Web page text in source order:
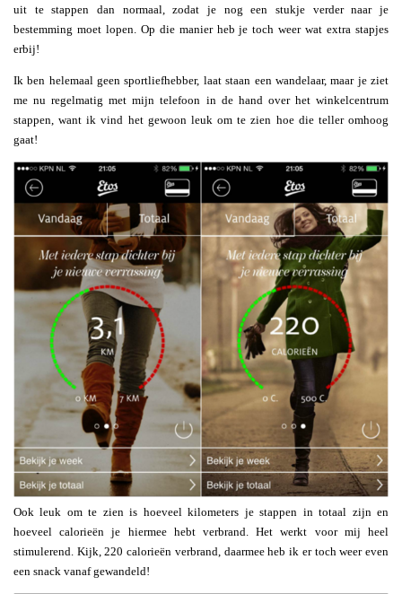
uit te stappen dan normaal, zodat je nog een stukje verder naar je
bestemming moet lopen. Op die manier heb je toch weer wat extra stapjes
erbij!
Ik ben helemaal geen sportliefhebber, laat staan een wandelaar, maar je ziet
me nu regelmatig met mijn telefoon in de hand over het winkelcentrum
stappen, want ik vind het gewoon leuk om te zien hoe die teller omhoog
gaat!
Ook leuk om te zien is hoeveel kilometers je stappen in totaal zijn en
hoeveel calorieën je hiermee hebt verbrand. Het werkt voor mij heel
stimulerend. Kijk, 220 calorieën verbrand, daarmee heb ik er toch weer even
een snack vanaf gewandeld!